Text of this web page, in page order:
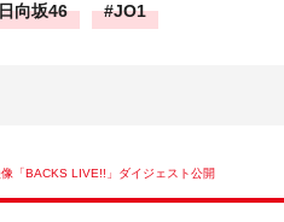
向坂46 JO1
「BACKS LIVE!!」ダイジェスト公開